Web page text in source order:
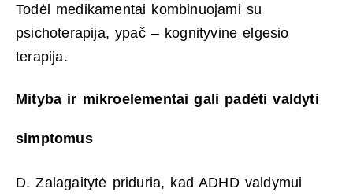
Todėl medikamentai kombinuojami su
psichoterapija, ypač – kognityvine elgesio
terapija.
Mityba ir mikroelementai gali padėti valdyti
simptomus
D. Zalagaitytė priduria, kad ADHD valdymui